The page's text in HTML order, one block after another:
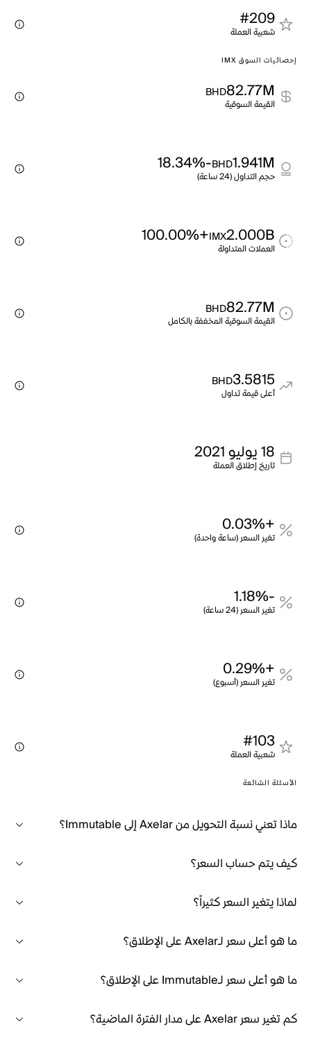
#209
شعبية العملة
إحصائيات السوق IMX
82.77M
BHD
القيمة السوقية
1.941M
BHD
-18.34%
حجم التداول (24 ساعة)
2.000B
IMX
+100.00%
العملات المتداولة
82.77M
BHD
القيمة السوقية المخففة بالكامل
3.5815
BHD
أعلى قيمة تداول
18 يوليو 2021
تاريخ إطلاق العملة
+0.03%
تغير السعر (ساعة واحدة)
-1.18%
تغير السعر (24 ساعة)
+0.29%
تغير السعر (أسبوع)
#103
شعبية العملة
الأسئلة الشائعة
ماذا تعني نسبة التحويل من Axelar إلى Immutable؟
كيف يتم حساب السعر؟
لماذا يتغير السعر كثيراً؟
ما هو أعلى سعر لـAxelar على الإطلاق؟
ما هو أعلى سعر لـImmutable على الإطلاق؟
كم تغير سعر Axelar على مدار الفترة الماضية؟